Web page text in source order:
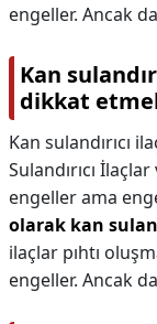
engeller. Ancak
Kan
dikkat
Kan sulandırıcı
Sulandırıcı
engeller ama
olarak kan
ilaçlar pıhtı
engeller. Ancak